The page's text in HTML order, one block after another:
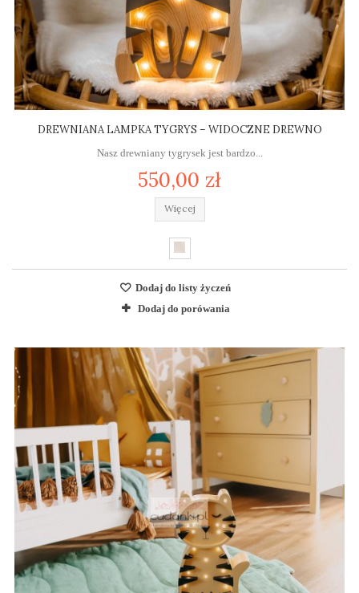
DREWNIANA LAMPKA TYGRYS – WIDOCZNE DREWNO
Nasz drewniany tygrysek jest bardzo...
550,00 zł
Więcej
Dodaj do listy życzeń
Dodaj do porówania